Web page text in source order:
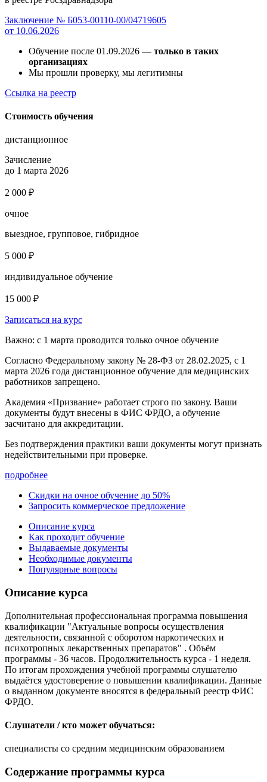
Заключение № Б053-00110-00/04719605
от 10.06.2026
Обучение после 01.09.2026 — только в таких
организациях
Мы прошли проверку, мы легитимны
Ссылка на реестр
Стоимость обучения
дистанционное
Зачисление
до 1 марта 2026
2 000 ₽
очное
выездное, групповое, гибридное
5 000 ₽
индивидуальное обучение
15 000 ₽
Записаться на курс
Важно: с 1 марта проводится только очное обучение
Согласно Федеральному закону № 28-ФЗ от 28.02.2025, с 1
марта 2026 года дистанционное обучение для медицинских
работников запрещено.
Академия «Призвание» работает строго по закону. Ваши
документы будут внесены в ФИС ФРДО, а обучение
засчитано для аккредитации.
Без подтверждения практики ваши документы могут признать
недействительными при проверке.
подробнее
Скидки на очное обучение до 50%
Запросить коммерческое предложение
Описание курса
Как проходит обучение
Выдаваемые документы
Необходимые документы
Популярные вопросы
Описание курса
Дополнительная профессиональная программа повышения
квалификации "Актуальные вопросы осуществления
деятельности, связанной с оборотом наркотических и
психотропных лекарственных препаратов" . Объём
программы - 36 часов. Продолжительность курса - 1 неделя.
По итогам прохождения учебной программы слушателю
выдаётся удостоверение о повышении квалификации. Данные
о выданном документе вносятся в федеральный реестр ФИС
ФРДО.
Слушатели / кто может обучаться:
специалисты со средним медицинским образованием
Содержание программы курса